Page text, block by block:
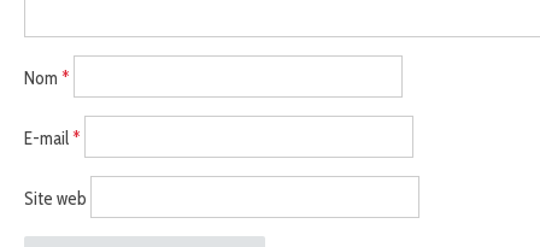
Nom *
E-mail*
Site web